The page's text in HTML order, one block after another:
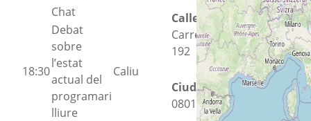
Chat
18:30
Debat
sobre
l’estat
actual del
programari
lliure
Caliu
Calle
Carrer Gran de Gràcia
192
Ciudad
08012 Barcelona